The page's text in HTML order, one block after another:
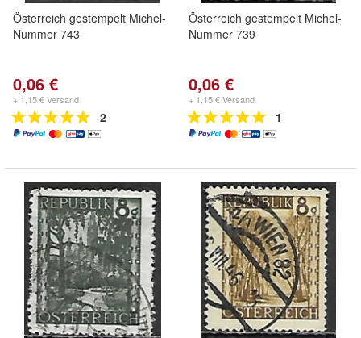
Österreich gestempelt Michel-
Nummer 743
0,06 €
+ 1,15 € Versand
2
Österreich gestempelt Michel-
Nummer 739
0,06 €
+ 1,15 € Versand
1